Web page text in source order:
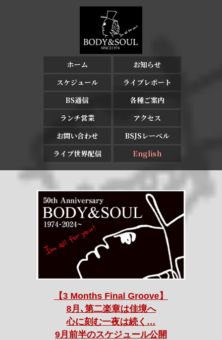
ホーム
お知らせ
スケジュール
ライブレポート
BS通信
各種ご案内
ランチ営業
アクセス
お問い合わせ
BSJSレーベル
ライブ世界配信
English
【3 Months Final Groove】
8月､第二楽章は佳境へ
心に刻む一夜は続く…
9月前半のスケジュール公開